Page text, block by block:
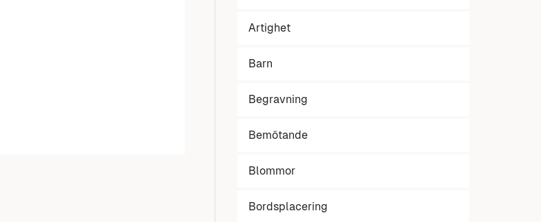
Artighet
Barn
Begravning
Bemötande
Blommor
Bordsplacering